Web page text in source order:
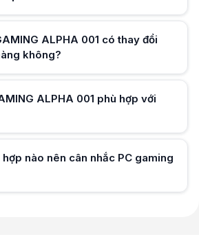
ALPHA 001 có thay đổi
không?
ALPHA 001 phù hợp với
nào nên cân nhắc PC gaming